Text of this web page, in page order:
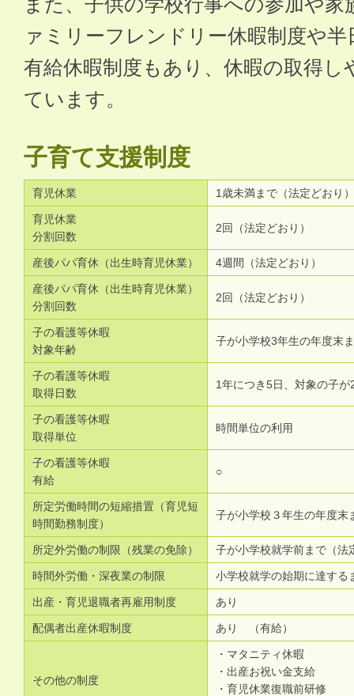
ァミリーフレンドリー休暇制度や
有給休暇制度もあり、休暇の取得
ています。
子育て支援制度
育児休業 1歳未満まで（法定どおり）
育児休業
分割回数
2回（法定どおり）
産後パパ育休（出生時育児休業） 4週間（法定どおり）
産後パパ育休（出生時育児休業）
分割回数
2回（法定どおり）
子の看護等休暇
対象年齢
子が小学校3年生の年度末
子の看護等休暇
取得日数
1年につき5日、対象の子
子の看護等休暇
取得単位
時間単位の利用
子の看護等休暇
有給
○
所定労働時間の短縮措置（育児短
時間勤務制度）
子が小学校３年生の年度末
所定外労働の制限（残業の免除） 子が小学校就学前まで（法
時間外労働・深夜業の制限 小学校就学の始期に達する
出産・育児退職者再雇用制度 あり
配偶者出産休暇制度 あり （有給）
その他の制度
・マタニティ休暇
・出産お祝い金支給
・育児休業復職前研修